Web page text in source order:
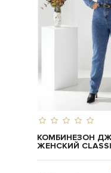
КОМБИНЕЗОН
ЖЕНСКИЙ